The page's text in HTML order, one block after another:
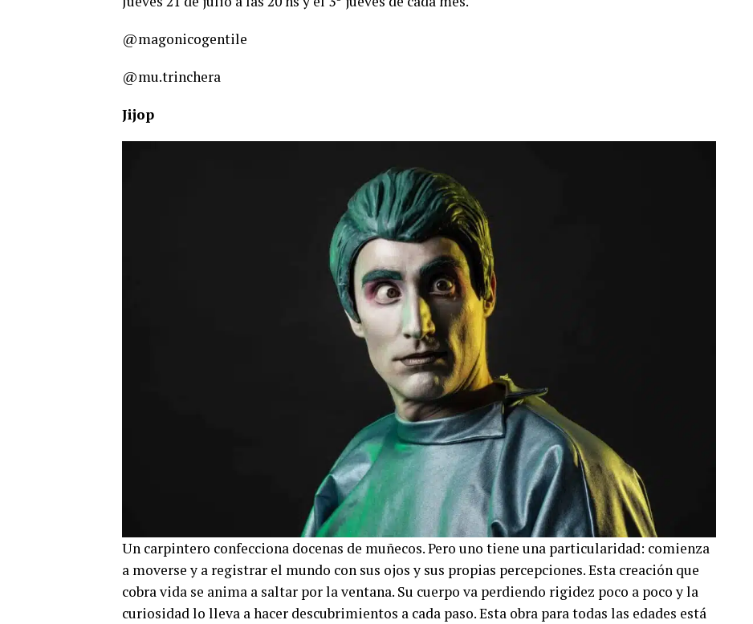
@magonicogentile
@mu.trinchera
Jijop
Un carpintero confecciona docenas de muñecos. Pero uno tiene una particularidad: comienza
a moverse y a registrar el mundo con sus ojos y sus propias percepciones. Esta creación que
cobra vida se anima a saltar por la ventana. Su cuerpo va perdiendo rigidez poco a poco y la
curiosidad lo lleva a hacer descubrimientos a cada paso. Esta obra para todas las edades está